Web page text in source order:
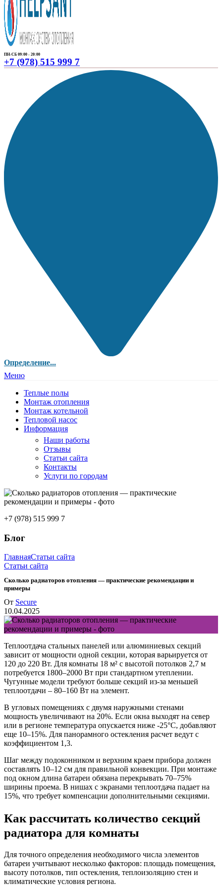
ПН-СБ 09:00 - 20:00
+7 (978) 515 999 7
Определение...
Меню
Теплые полы
Монтаж отопления
Монтаж котельной
Тепловой насос
Информация
Наши работы
Отзывы
Статьи сайта
Контакты
Услуги по городам
+7 (978) 515 999 7
Блог
ГлавнаяСтатьи сайта
Статьи сайта
Сколько радиаторов отопления — практические рекомендации и
примеры
От Secure
10.04.2025
Теплоотдача стальных панелей или алюминиевых секций
зависит от мощности одной секции, которая варьируется от
120 до 220 Вт. Для комнаты 18 м² с высотой потолков 2,7 м
потребуется 1800–2000 Вт при стандартном утеплении.
Чугунные модели требуют больше секций из-за меньшей
теплоотдачи – 80–160 Вт на элемент.
В угловых помещениях с двумя наружными стенами
мощность увеличивают на 20%. Если окна выходят на север
или в регионе температура опускается ниже -25°C, добавляют
еще 10–15%. Для панорамного остекления расчет ведут с
коэффициентом 1,3.
Шаг между подоконником и верхним краем прибора должен
составлять 10–12 см для правильной конвекции. При монтаже
под окном длина батареи обязана перекрывать 70–75%
ширины проема. В нишах с экранами теплоотдача падает на
15%, что требует компенсации дополнительными секциями.
Как рассчитать количество секций
радиатора для комнаты
Для точного определения необходимого числа элементов
батареи учитывают несколько факторов: площадь помещения,
высоту потолков, тип остекления, теплоизоляцию стен и
климатические условия региона.